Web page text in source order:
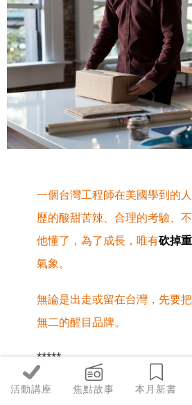
活動講座 焦點故事 本月新書
一個台灣工程師在美國學到的
歷的酸甜苦辣、合理的考驗、
他懂了， 為了成長，唯有砍掉
氣象。
無論是出走或留在台灣，先要
無二的醒目品牌。
*****
兩年多前剛到矽谷工作的時候